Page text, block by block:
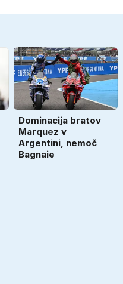
Dominacija bratov
Marquez v
Argentini, nemoč
Bagnaie